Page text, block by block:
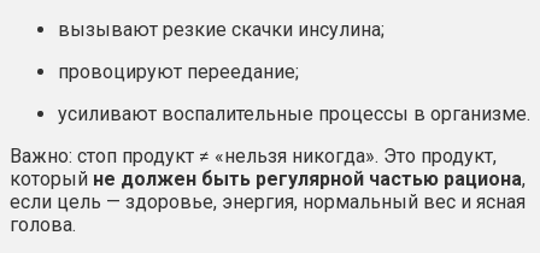
вызывают резкие скачки инсулина;
провоцируют переедание;
усиливают воспалительные процессы в организме.
Важно: стоп продукт ≠ «нельзя никогда». Это продукт,
который не должен быть регулярной частью рациона,
если цель — здоровье, энергия, нормальный вес и ясная
голова.